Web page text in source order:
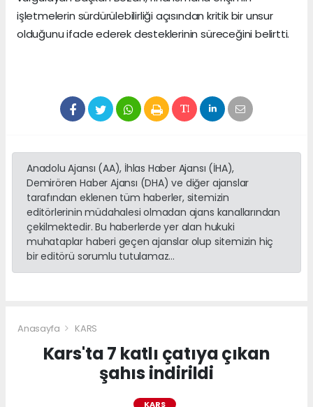
işletmelerin sürdürülebilirliği açısından kritik bir unsur
olduğunu ifade ederek desteklerinin süreceğini belirtti.
Anadolu Ajansı (AA), İhlas Haber Ajansı (İHA),
Demirören Haber Ajansı (DHA) ve diğer ajanslar
tarafından eklenen tüm haberler, sitemizin
editörlerinin müdahalesi olmadan ajans kanallarından
çekilmektedir. Bu haberlerde yer alan hukuki
muhataplar haberi geçen ajanslar olup sitemizin hiç
bir editörü sorumlu tutulamaz...
Anasayfa KARS
Kars'ta 7 katlı çatıya çıkan
şahıs indirildi
KARS